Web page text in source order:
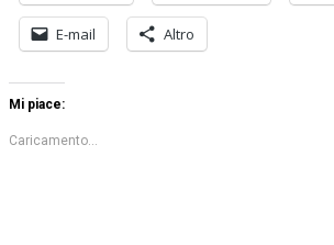
E-mail Altro
Mi piace:
Caricamento...